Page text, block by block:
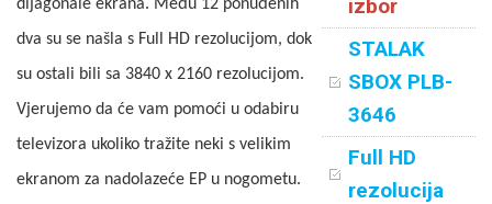
izbor
STALAK
SBOX PLB-
3646
Full HD
rezolucija
dijagonale ekrana. Među 12 ponuđenih
dva su se našla s Full HD rezolucijom, dok
su ostali bili sa 3840 x 2160 rezolucijom.
Vjerujemo da će vam pomoći u odabiru
televizora ukoliko tražite neki s velikim
ekranom za nadolazeće EP u nogometu.